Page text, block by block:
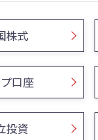
株式
口座
投資